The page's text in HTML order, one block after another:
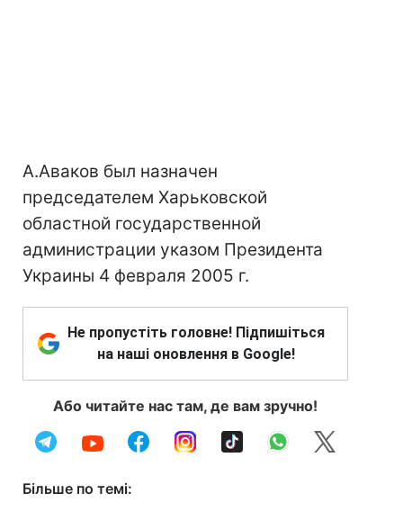
А.Аваков был назначен
председателем Харьковской
областной государственной
администрации указом Президента
Украины 4 февраля 2005 г.
Не пропустіть головне! Підпишіться
на наші оновлення в Google!
Або читайте нас там, де вам зручно!
Більше по темі: